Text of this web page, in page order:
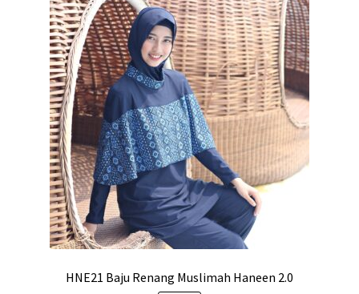
HNE21 Baju Renang Muslimah Haneen 2.0